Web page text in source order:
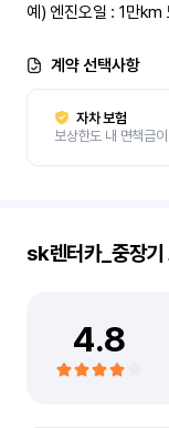
예) 엔진오일 : 1만km
계약 선택사항
자차 보험
보상한도 내 면책금
sk렌터카_중장기
4.8